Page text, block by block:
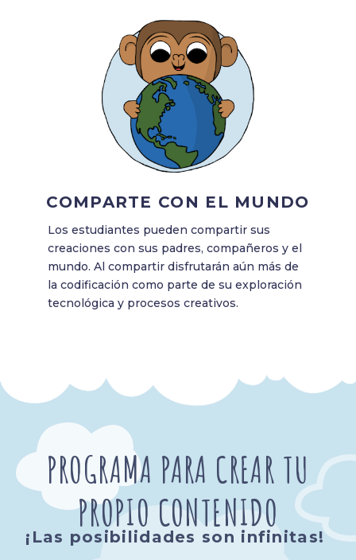
COMPARTE CON EL MUNDO
Los estudiantes pueden compartir sus
creaciones con sus padres, compañeros y el
mundo. Al compartir disfrutarán aún más de
la codificación como parte de su exploración
tecnológica y procesos creativos.
PROGRAMA PARA CREAR TU
PROPIO CONTENIDO
¡Las posibilidades son infinitas!